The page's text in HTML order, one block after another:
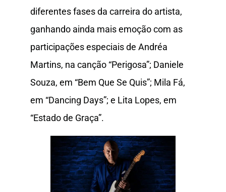
diferentes fases da carreira do artista,
ganhando ainda mais emoção com as
participações especiais de Andréa
Martins, na canção “Perigosa”; Daniele
Souza, em “Bem Que Se Quis”; Mila Fá,
em “Dancing Days”; e Lita Lopes, em
“Estado de Graça”.